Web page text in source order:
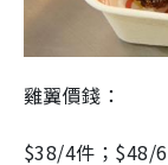
雞翼價錢：
$38/4件；$48/